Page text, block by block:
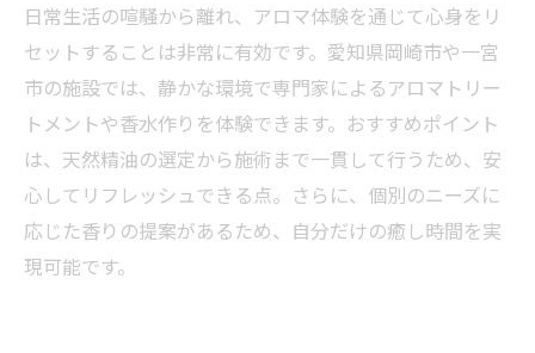
日常生活の喧騒から離れ、アロマ体験を通じて心身をリ
セットすることは非常に有効です。愛知県岡崎市や一宮
市の施設では、静かな環境で専門家によるアロマトリー
トメントや香水作りを体験できます。おすすめポイント
は、天然精油の選定から施術まで一貫して行うため、安
心してリフレッシュできる点。さらに、個別のニーズに
応じた香りの提案があるため、自分だけの癒し時間を実
現可能です。